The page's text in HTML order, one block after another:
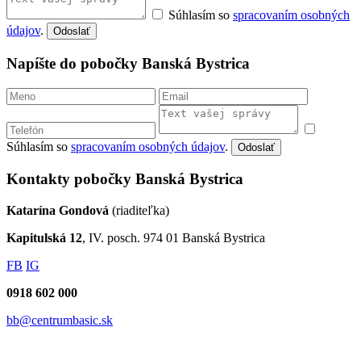
Súhlasím so spracovaním osobných
údajov. Odoslať
Napíšte do pobočky Banská Bystrica
Súhlasím so spracovaním osobných údajov. Odoslať
Kontakty pobočky Banská Bystrica
Katarína Gondová (riaditeľka)
Kapitulská 12, IV. posch. 974 01 Banská Bystrica
FB IG
0918 602 000
bb@centrumbasic.sk